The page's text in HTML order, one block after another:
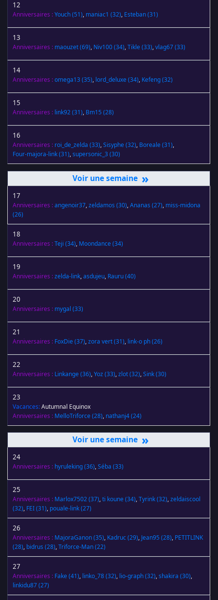
12
Anniversaires :Youch(51), maniac1 (32), Esteban(31)
13
Anniversaires : maouzet(69), Niv100(34),Tikle(33),vlag67(33)
14
Anniversaires :omega13(35), lord_deluxe(34), Kefeng(32)
15
Anniversaires : link92(31), Bm15 (28)
16
Anniversaires : roi_de_zelda (33),Sisyphe(32), Boreale(31),
Four-majora-link(31),supersonic_3(30)
»
17
Anniversaires :angenoir37,zeldamos (30),Ananas (27), miss-midona
(26)
18
Anniversaires :Teji (34), Moondance(34)
19
Anniversaires :zelda-link,asdujeu, Rauru(40)
20
Anniversaires : mygal (33)
21
Anniversaires : FoxDie(37),zora vert(31), link-o ph(26)
22
Anniversaires : Linkange(36),Yoz(33),zlot(32),Sink(30)
23
Vacances:Autumnal Equinox
Anniversaires : MelloTriforce(28), nathanj4(24)
»
24
Anniversaires : hyruleking(36),Séba (33)
25
Anniversaires : Marlox7502(37),ti koune(34),Tyrink(32),zeldaiscool
(32), FEI(31), pouale-link(27)
26
Anniversaires : MajoraGanon(35), Kadruc(29), Jean95 (28), PETITLINK
(28), bidrus (28),Triforce-Man(22)
27
Anniversaires : Fake(41), linko_78(32), lio-graph(32),shakira (30),
linkidu87(27)